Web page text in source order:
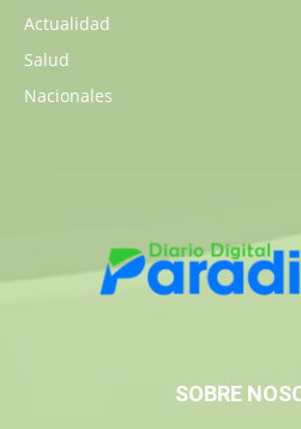
Actualidad
Salud
Nacionales
SOBRE